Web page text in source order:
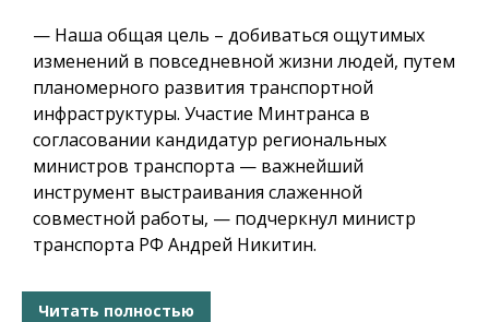
— Наша общая цель – добиваться ощутимых
изменений в повседневной жизни людей, путем
планомерного развития транспортной
инфраструктуры. Участие Минтранса в
согласовании кандидатур региональных
министров транспорта — важнейший
инструмент выстраивания слаженной
совместной работы, — подчеркнул министр
транспорта РФ Андрей Никитин.
Читать полностью